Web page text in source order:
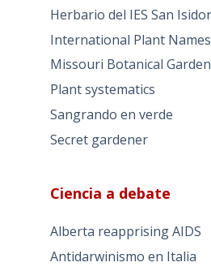
Herbario del IES San
International Plant
Missouri Botanical Garden
Plant systematics
Sangrando en verde
Secret gardener
Ciencia a debate
Alberta reapprising AIDS
Antidarwinismo en Italia